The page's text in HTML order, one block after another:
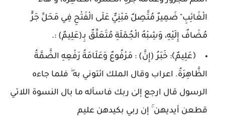
الْغَائِبِ" ضَمِيرٌ مُتَّصِلٌ مَبْنِيٌّ عَلَى الْفَتْحِ فِي مَحَلِّ جَرٍّ
مُضَافٌ إِلَيْهِ، وَشِبْهُ الْجُمْلَةِ مُتَعَلِّقٌ بِـ(عَلِيمٌ) :.
﴿عَلِيمٌ﴾: خَبَرُ (إِنَّ) : مَرْفُوعٌ وَعَلَامَةُ رَفْعِهِ الضَّمَّةُ
الظَّاهِرَةُ. اعراب وقال الملك ائتوني به ۖ فلما جاءه
الرسول قال ارجع إلىٰ ربك فاسأله ما بال النسوة اللاتي
قطعن أيديهن ۚ إن ربي بكيدهن عليم